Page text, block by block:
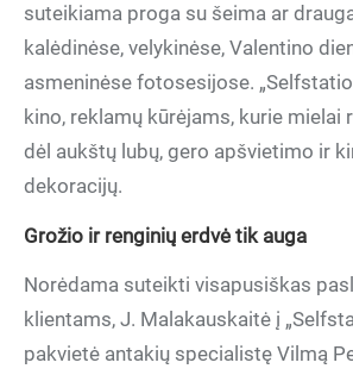
suteikiama proga su šeima ar
kalėdinėse, velykinėse, Valentino
asmeninėse fotosesijose.
kino, reklamų kūrėjams, kurie mielai
dėl aukštų lubų, gero apšvietimo ir
dekoracijų.
Grožio ir renginių erdvė tik auga
Norėdama suteikti visapusiškas
klientams, J. Malakauskaitė į
pakvietė antakių specialistę Vilmą